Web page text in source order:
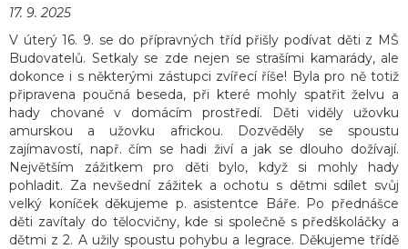
17. 9. 2025
V úterý 16. 9. se do přípravných tříd přišly podívat děti z MŠ
Budovatelů. Setkaly se zde nejen se strašími kamarády, ale
dokonce i s některými zástupci zvířecí říše! Byla pro ně totiž
připravena poučná beseda, při které mohly spatřit želvu a
hady chované v domácím prostředí. Děti viděly užovku
amurskou a užovku africkou. Dozvěděly se spoustu
zajímavostí, např. čím se hadi živí a jak se dlouho dožívají.
Největším zážitkem pro děti bylo, když si mohly hady
pohladit. Za nevšední zážitek a ochotu s dětmi sdílet svůj
velký koníček děkujeme p. asistentce Báře. Po přednášce
děti zavítaly do tělocvičny, kde si společně s předškoláčky a
dětmi z 2. A užily spoustu pohybu a legrace. Děkujeme třídě